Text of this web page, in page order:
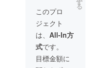
には、
ご連絡
をいた
だけれ
をさせ
て頂き
ます。
出来ま
Campfi
reの
メール
アドレ
スと、
サイト
い。
DNA検
査(初回
のみ検
査料
5,500
円)は、
サイト
ただけ
ます。
・
シェー
カー１
個 ・計
量ス
プーン
す
る
このプロ
ジェクト
は、 All-In方
式です。
目標金額に